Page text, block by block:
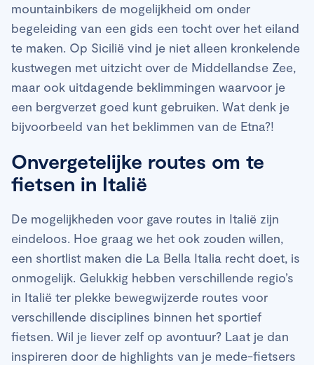
mountainbikers de mogelijkheid om onder
begeleiding van een gids een tocht over het eiland
te maken. Op Sicilië vind je niet alleen kronkelende
kustwegen met uitzicht over de Middellandse Zee,
maar ook uitdagende beklimmingen waarvoor je
een bergverzet goed kunt gebruiken. Wat denk je
bijvoorbeeld van het beklimmen van de Etna?!
Onvergetelijke routes om te
fietsen in Italië
De mogelijkheden voor gave routes in Italië zijn
eindeloos. Hoe graag we het ook zouden willen,
een shortlist maken die La Bella Italia recht doet, is
onmogelijk. Gelukkig hebben verschillende regio’s
in Italië ter plekke bewegwijzerde routes voor
verschillende disciplines binnen het sportief
fietsen. Wil je liever zelf op avontuur? Laat je dan
inspireren door de highlights van je mede-fietsers